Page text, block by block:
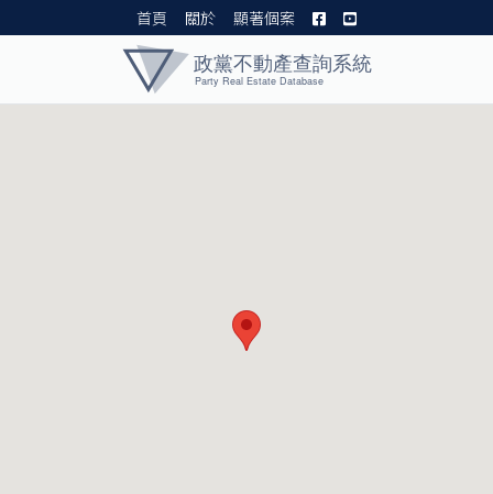
首頁 關於 顯著個案